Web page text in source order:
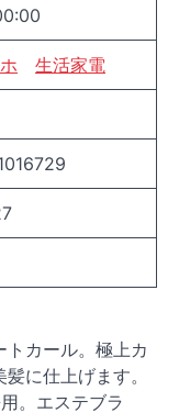
生活家電
カール。極上カ
に仕上げます。
。エステブラ